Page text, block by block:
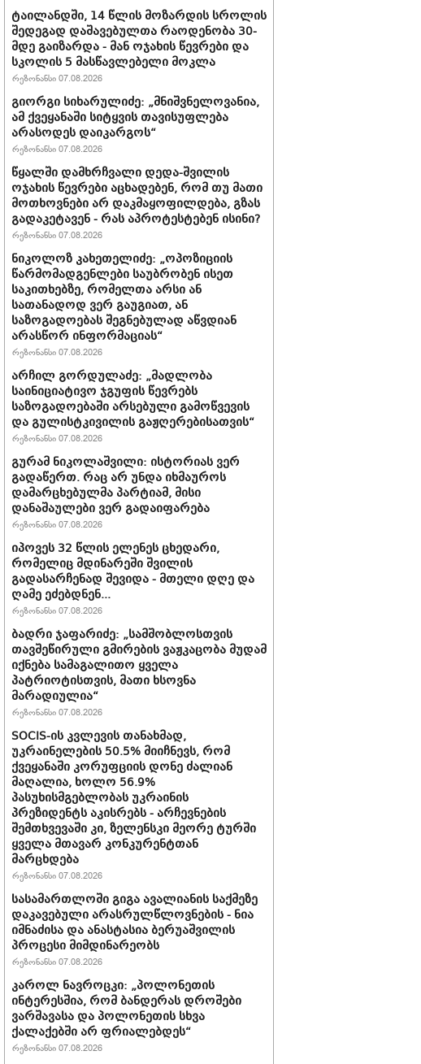
ტაილანდში, 14 წლის მოზარდის სროლის
შედეგად დაშავებულთა რაოდენობა 30-
მდე გაიზარდა - მან ოჯახის წევრები და
სკოლის 5 მასწავლებელი მოკლა
რეზონანსი 07.08.2026
გიორგი სიხარულიძე: „მნიშვნელოვანია,
ამ ქვეყანაში სიტყვის თავისუფლება
არასოდეს დაიკარგოს“
რეზონანსი 07.08.2026
წყალში დამხრჩვალი დედა-შვილის
ოჯახის წევრები აცხადებენ, რომ თუ მათი
მოთხოვნები არ დაკმაყოფილდება, გზას
გადაკეტავენ - რას აპროტესტებენ ისინი?
რეზონანსი 07.08.2026
ნიკოლოზ კახეთელიძე: „ოპოზიციის
წარმომადგენლები საუბრობენ ისეთ
საკითხებზე, რომელთა არსი ან
სათანადოდ ვერ გაუგიათ, ან
საზოგადოებას შეგნებულად აწვდიან
არასწორ ინფორმაციას“
რეზონანსი 07.08.2026
არჩილ გორდულაძე: „მადლობა
საინიციატივო ჯგუფის წევრებს
საზოგადოებაში არსებული გამოწვევის
და გულისტკივილის გაჟღერებისათვის“
რეზონანსი 07.08.2026
გურამ ნიკოლაშვილი: ისტორიას ვერ
გადაწერთ. რაც არ უნდა იხმაუროს
დამარცხებულმა პარტიამ, მისი
დანაშაულები ვერ გადაიფარება
რეზონანსი 07.08.2026
იპოვეს 32 წლის ელენეს ცხედარი,
რომელიც მდინარეში შვილის
გადასარჩენად შევიდა - მთელი დღე და
ღამე ეძებდნენ...
რეზონანსი 07.08.2026
ბადრი ჯაფარიძე: „სამშობლოსთვის
თავშეწირული გმირების ვაჟკაცობა მუდამ
იქნება სამაგალითო ყველა
პატრიოტისთვის, მათი ხსოვნა
მარადიულია“
რეზონანსი 07.08.2026
SOCIS-ის კვლევის თანახმად,
უკრაინელების 50.5% მიიჩნევს, რომ
ქვეყანაში კორუფციის დონე ძალიან
მაღალია, ხოლო 56.9%
პასუხისმგებლობას უკრაინის
პრეზიდენტს აკისრებს - არჩევნების
შემთხვევაში კი, ზელენსკი მეორე ტურში
ყველა მთავარ კონკურენტთან
მარცხდება
რეზონანსი 07.08.2026
სასამართლოში გიგა ავალიანის საქმეზე
დაკავებული არასრულწლოვნების - ნია
იმნაძისა და ანასტასია ბერუაშვილის
პროცესი მიმდინარეობს
რეზონანსი 07.08.2026
კაროლ ნავროცკი: „პოლონეთის
ინტერესშია, რომ ბანდერას დროშები
ვარშავასა და პოლონეთის სხვა
ქალაქებში არ ფრიალებდეს“
რეზონანსი 07.08.2026